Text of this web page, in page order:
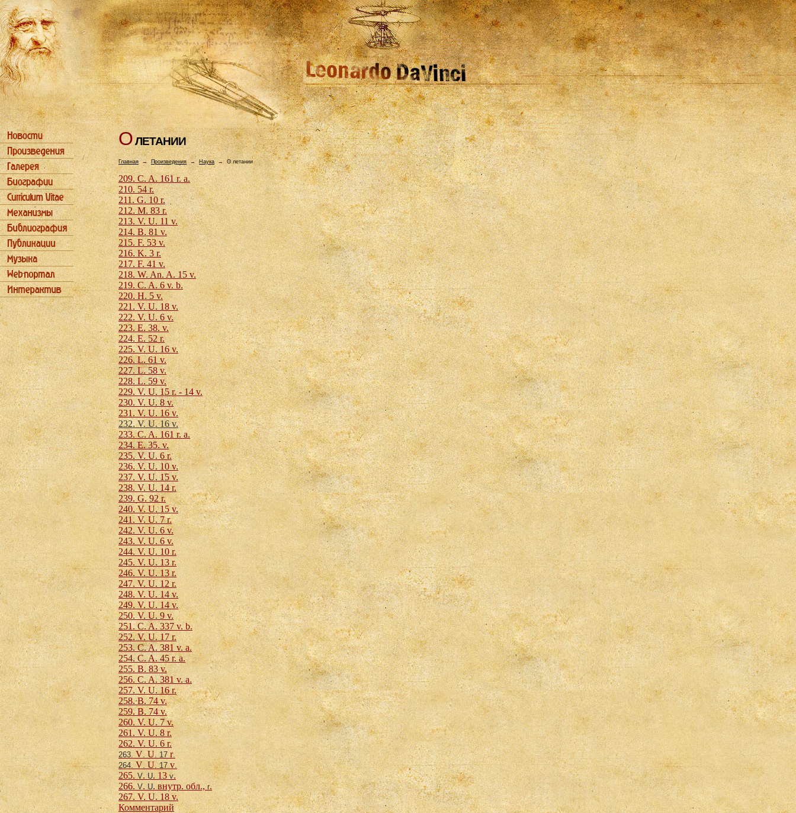
ОЛЕТАHИИ
Главная→ Произведения → Наука →О летании
209. C. A. 161 r. a.
210. 54 r.
211. G. 10 r.
212. M. 83 r.
213. V. U. 11 v.
214. B. 81 v.
215. F. 53 v.
216. K. 3 r.
217. F. 41 v.
218. W. An. A. 15 v.
219. C. A. 6 v. b.
220. H. 5 v.
221. V. U. 18 v.
222. V. U. 6 v.
223. E. 38. v.
224. E. 52 r.
225. V. U. 16 v.
226. L. 61 v.
227. L. 58 v.
228. L. 59 v.
229. V. U. 15 r. - 14 v.
230. V. U. 8 v.
231. V. U. 16 v.
232. V. U. 16 v.
233. C. A. 161 r. a.
234. E. 35. v.
235. V. U. 6 r.
236. V. U. 10 v.
237. V. U. 15 v.
238. V. U. 14 r.
239. G. 92 r.
240. V. U. 15 v.
241. V. U. 7 r.
242. V. U. 6 v.
243. V. U. 6 v.
244. V. U. 10 r.
245. V. U. 13 r.
246. V. U. 13 r.
247. V. U. 12 r.
248. V. U. 14 v.
249. V. U. 14 v.
250. V. U. 9 v.
251. C. A. 337 v. b.
252. V. U. 17 r.
253. C. A. 381 v. a.
254. C. A. 45 r. a.
255. B. 83 v.
256. C. A. 381 v. a.
257. V. U. 16 r.
258. B. 74 v.
259. B. 74 v.
260. V. U. 7 v.
261. V. U. 8 r.
262. V. U. 6 r.
263. V. U. 17 r.
264. V. U. 17v.
265. V. U. 13v.
266. V. U. внутр. обл.,r.
267. V. U. 18 v.
Комментарий